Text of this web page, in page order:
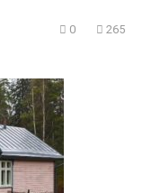
0 265